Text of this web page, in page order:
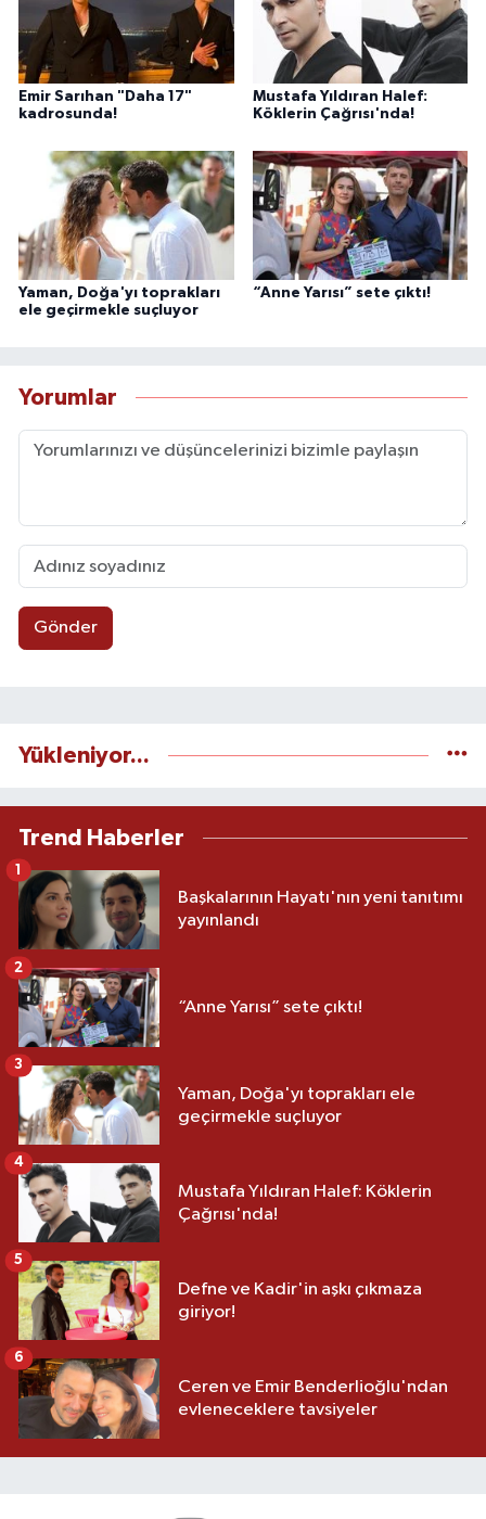
Emir Sarıhan "Daha 17"
kadrosunda!
Mustafa Yıldıran Halef:
Köklerin Çağrısı'nda!
Yaman, Doğa'yı toprakları
ele geçirmekle suçluyor
“Anne Yarısı” sete çıktı!
Yorumlar
Gönder
Yükleniyor...
Trend Haberler
Başkalarının Hayatı'nın yeni tanıtımı
yayınlandı
1
“Anne Yarısı” sete çıktı!
2
Yaman, Doğa'yı toprakları ele
geçirmekle suçluyor
3
Mustafa Yıldıran Halef: Köklerin
Çağrısı'nda!
4
Defne ve Kadir'in aşkı çıkmaza
giriyor!
5
Ceren ve Emir Benderlioğlu'ndan
evleneceklere tavsiyeler
6